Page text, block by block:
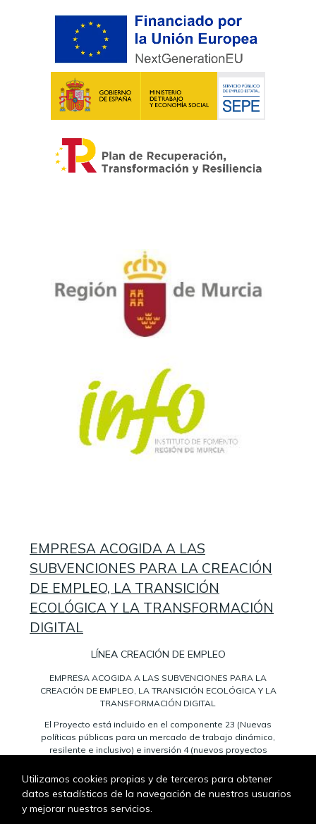
EMPRESA ACOGIDA A LAS
SUBVENCIONES PARA LA CREACIÓN
DE EMPLEO, LA TRANSICIÓN
ECOLÓGICA Y LA TRANSFORMACIÓN
DIGITAL
LÍNEA CREACIÓN DE EMPLEO
EMPRESA ACOGIDA A LAS SUBVENCIONES PARA LA
CREACIÓN DE EMPLEO, LA TRANSICIÓN ECOLÓGICA Y LA
TRANSFORMACIÓN DIGITAL
El Proyecto está incluido en el componente 23 (Nuevas
políticas públicas para un mercado de trabajo dinámico,
resilente e inclusivo) e inversión 4 (nuevos proyectos
Financiado por la Unión Europea (Next Generation EU), e
incluido en el marco del Plan de Recuperación,
Transformación y Resiliencia del Gobierno de España.
Utilizamos cookies propias y de terceros para obtener
datos estadísticos de la navegación de nuestros usuarios
y mejorar nuestros servicios.